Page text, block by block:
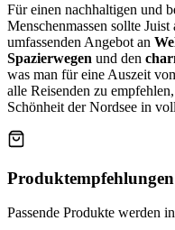
Für einen nachhaltigen und
Menschenmassen sollte
umfassenden Angebot an
Spazierwegen und den
was man für eine Auszeit
alle Reisenden zu
Schönheit der Nordsee in
Produktempfehlungen
Passende Produkte werden